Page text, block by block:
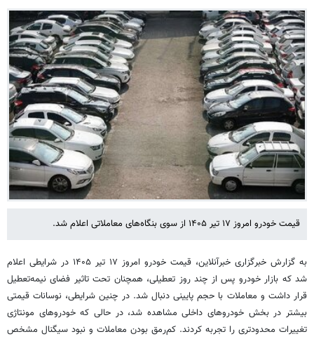
قیمت خودرو امروز ۱۷ تیر ۱۴۰۵ از سوی بنگاه‌های معاملاتی اعلام شد.
به گزارش خبرگزاری خبرآنلاین، قیمت خودرو امروز ۱۷ تیر ۱۴۰۵ در شرایطی اعلام
شد که بازار خودرو پس از چند روز تعطیلی، همچنان تحت تاثیر فضای نیمه‌تعطیل
قرار داشت و معاملات با حجم پایینی دنبال شد. در چنین شرایطی، نوسانات قیمتی
بیشتر در بخش خودروهای داخلی مشاهده شد، در حالی که خودروهای مونتاژی
تغییرات محدودتری را تجربه کردند. کم‌رمق بودن معاملات و نبود سیگنال مشخص